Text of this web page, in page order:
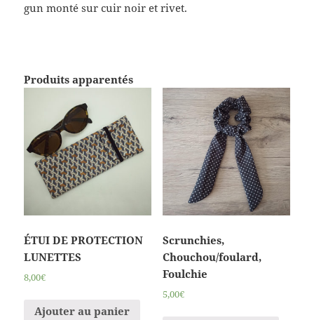
gun monté sur cuir noir et rivet.
Produits apparentés
ÉTUI DE PROTECTION
LUNETTES
8,00€
Ajouter au panier
Scrunchies,
Chouchou/foulard,
Foulchie
5,00€